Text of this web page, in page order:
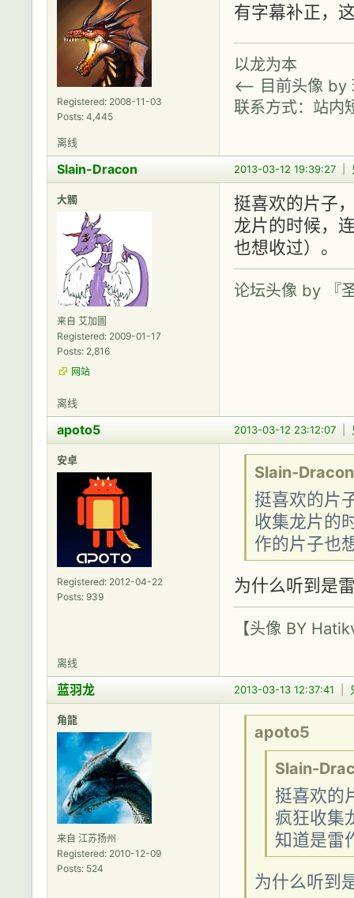
Registered: 2008-11-03
Posts: 4,445
有字幕补正，
以龙为本
<-- 目前头像 by
联系方式：站内
离线
2013-03-12 19:39:27
Slain-Dracon
大觸
来自 艾加圖
Registered: 2009-01-17
Posts: 2,816
网站
挺喜欢的片子
龙片的时候，
也想收过）。
论坛头像 by 『
离线
2013-03-12 23:12:07
apoto5
安卓
Registered: 2012-04-22
Posts: 939
Slain-Dracon
挺喜欢的片
收集龙片的
作的片子也
为什么听到是
【头像 BY
离线
2013-03-13 12:37:41
蓝羽龙
角龍
来自 江苏扬州
Registered: 2010-12-09
Posts: 524
apoto5
Slain-
挺喜欢的
疯狂收集
知道是雷
为什么听到